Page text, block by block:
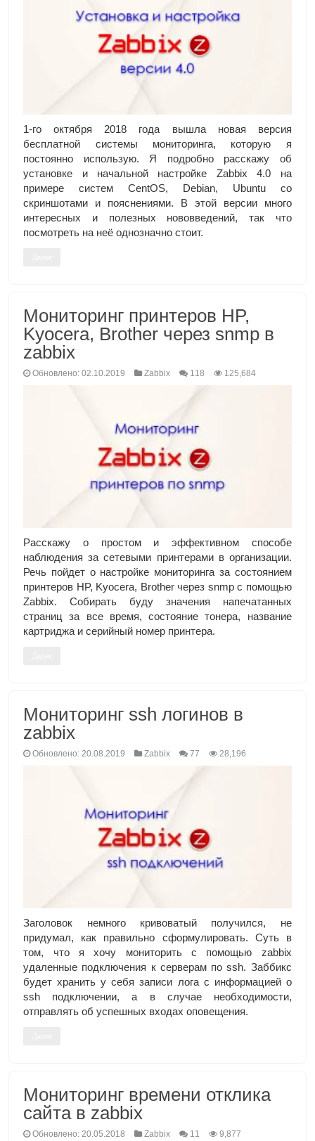
1-го октября 2018 года вышла новая версия
бесплатной системы мониторинга, которую я
постоянно использую. Я подробно расскажу об
установке и начальной настройке Zabbix 4.0 на
примере систем CentOS, Debian, Ubuntu со
скриншотами и пояснениями. В этой версии много
интересных и полезных нововведений, так что
посмотреть на неё однозначно стоит.
Мониторинг принтеров HP,
Kyocera, Brother через snmp в
zabbix
Обновлено: 02.10.2019 Zabbix 118 125,684
Расскажу о простом и эффективном способе
наблюдения за сетевыми принтерами в организации.
Речь пойдет о настройке мониторинга за состоянием
принтеров HP, Kyocera, Brother через snmp с помощью
Zabbix. Собирать буду значения напечатанных
страниц за все время, состояние тонера, название
картриджа и серийный номер принтера.
Мониторинг ssh логинов в
zabbix
Обновлено: 20.08.2019 Zabbix 77 28,196
Заголовок немного кривоватый получился, не
придумал, как правильно сформулировать. Суть в
том, что я хочу мониторить с помощью zabbix
удаленные подключения к серверам по ssh. Заббикс
будет хранить у себя записи лога с информацией о
ssh подключении, а в случае необходимости,
отправлять об успешных входах оповещения.
Мониторинг времени отклика
сайта в zabbix
Обновлено: 20.05.2018 Zabbix 11 9,877